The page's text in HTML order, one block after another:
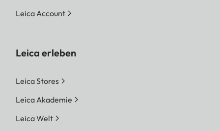
Leica Account
Leica erleben
Leica Stores
Leica Akademie
Leica Welt